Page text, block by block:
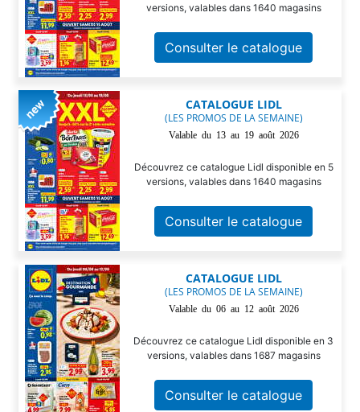
versions, valables dans 1640 magasins
Consulter le catalogue
CATALOGUE LIDL
(LES PROMOS DE LA SEMAINE)
Valable du 13 au 19 août 2026
Découvrez ce catalogue Lidl disponible en 5
versions, valables dans 1640 magasins
Consulter le catalogue
CATALOGUE LIDL
(LES PROMOS DE LA SEMAINE)
Valable du 06 au 12 août 2026
Découvrez ce catalogue Lidl disponible en 3
versions, valables dans 1687 magasins
Consulter le catalogue